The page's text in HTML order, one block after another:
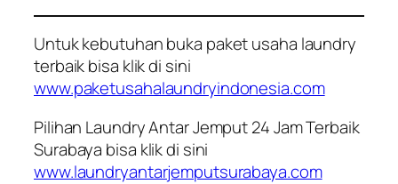
Untuk kebutuhan buka paket usaha laundry
terbaik bisa klik di sini
www.paketusahalaundryindonesia.com
Pilihan Laundry Antar Jemput 24 Jam Terbaik
Surabaya bisa klik di sini
www.laundryantarjemputsurabaya.com